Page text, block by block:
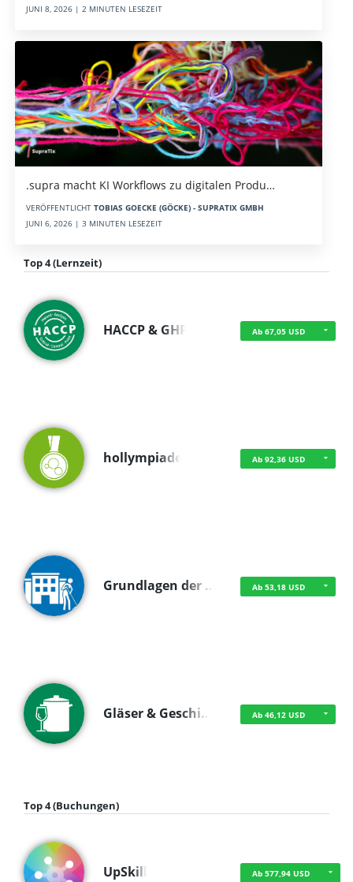
JUNI 8, 2026 | 2 MINUTEN LESEZEIT
.supra macht KI Workflows zu digitalen Produ…
VERÖFFENTLICHT TOBIAS GOECKE (GÖCKE) - SUPRATIX GMBH
JUNI 6, 2026 | 3 MINUTEN LESEZEIT
Top 4 (Lernzeit)
HACCP & GHP Ab 67,05 USD
hollympiade Ab 92,36 USD
Grundlagen der … Ab 53,18 USD
Gläser & Geschi… Ab 46,12 USD
Top 4 (Buchungen)
UpSkill Ab 577,94 USD